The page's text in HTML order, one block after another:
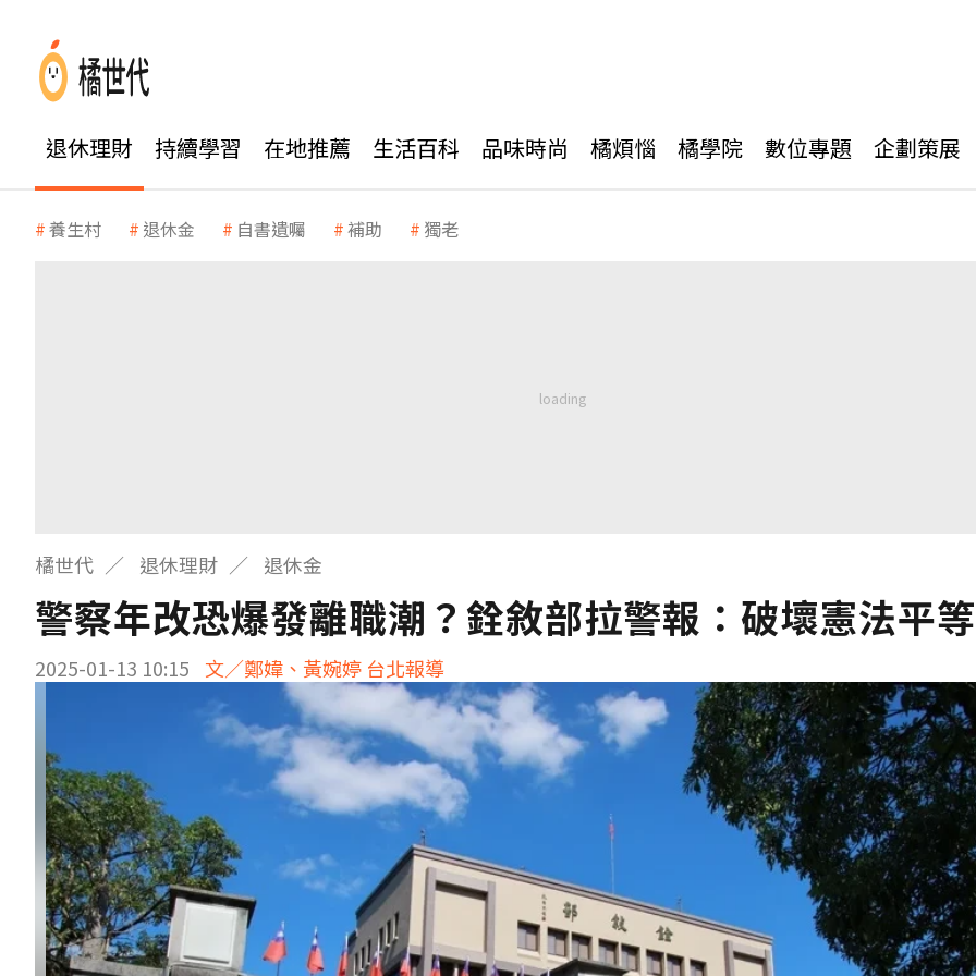
退休理財 持續學習 在地推薦 生活百科 品味時尚 橘煩惱 橘學院 數位專題 企劃策展
養生村 退休金 自書遺囑 補助 獨老
橘世代 退休理財 退休金
警察年改恐爆發離職潮？銓敘部拉警報：破壞憲法平
2025-01-13 10:15 文／鄭媁、黃婉婷 台北報導